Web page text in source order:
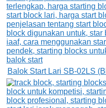
Balok Start Lari SB-02LS